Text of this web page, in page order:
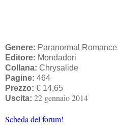
Genere: Paranormal
Editore: Mondadori
Collana: Chrysalide
Pagine: 464
Prezzo: € 14,65
Uscita: 22 gennaio 2014
Scheda del forum!